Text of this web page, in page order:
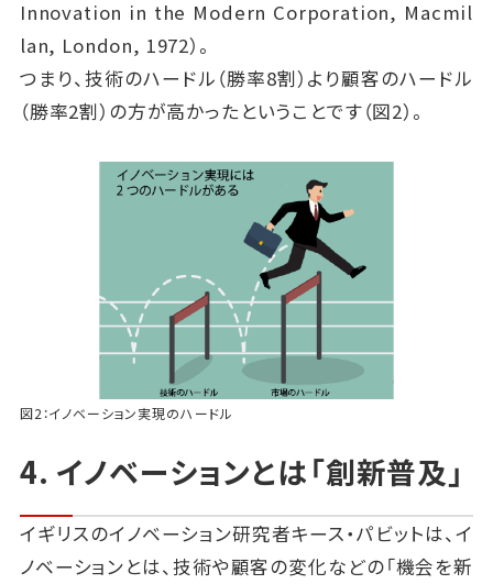
Innovation in the Modern Corporation, Macmil
lan, London, 1972）。
つまり、技術のハードル（勝率8割）より顧客のハードル
（勝率2割）の方が高かったということです（図2）。
図2：イノベーション実現のハードル
4. イノベーションとは「創新普及」
イギリスのイノベーション研究者キース・パビットは、イ
ノベーションとは、技術や顧客の変化などの「機会を新